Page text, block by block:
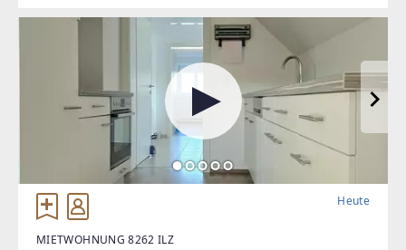
Heute
MIETWOHNUNG 8262 ILZ